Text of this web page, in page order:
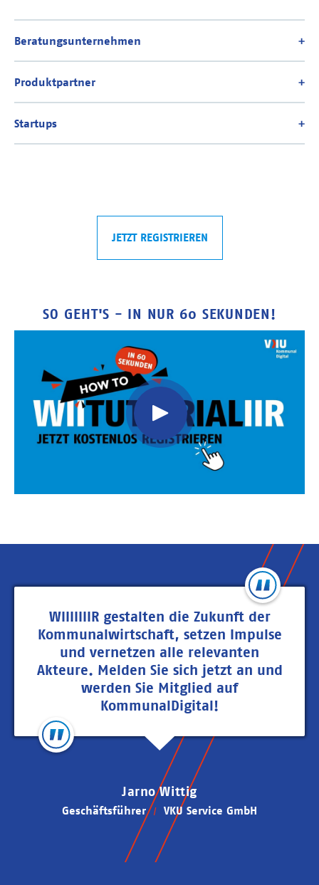
JETZT REGISTRIEREN
SO GEHT'S - IN NUR 60 SEKUNDEN!
WIIIIIIIR gestalten die Zukunft der
Kommunalwirtschaft, setzen Impulse
und vernetzen alle relevanten
Akteure. Melden Sie sich jetzt an und
werden Sie Mitglied auf
KommunalDigital!
Jarno Wittig
Geschäftsführer VKU Service GmbH